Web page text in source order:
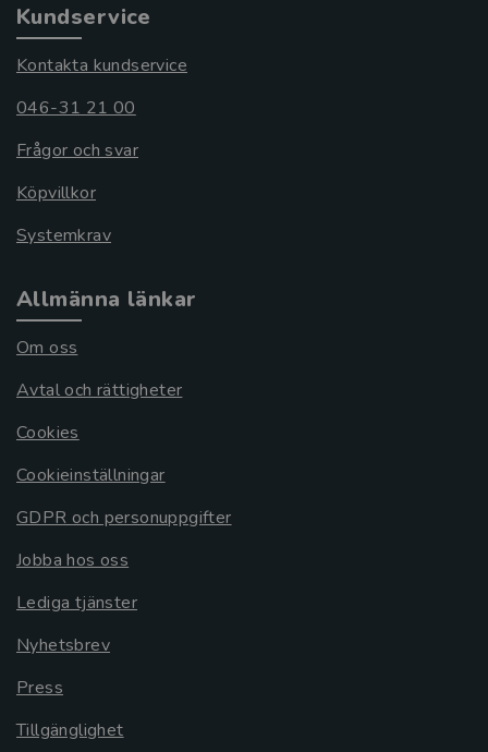
Kundservice
Kontakta kundservice
046-31 21 00
Frågor och svar
Köpvillkor
Systemkrav
Allmänna länkar
Om oss
Avtal och rättigheter
Cookies
Cookieinställningar
GDPR och personuppgifter
Jobba hos oss
Lediga tjänster
Nyhetsbrev
Press
Tillgänglighet